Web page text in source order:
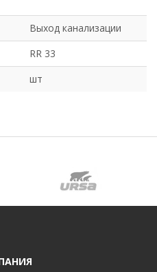
Выход канализации
RR 33
шт